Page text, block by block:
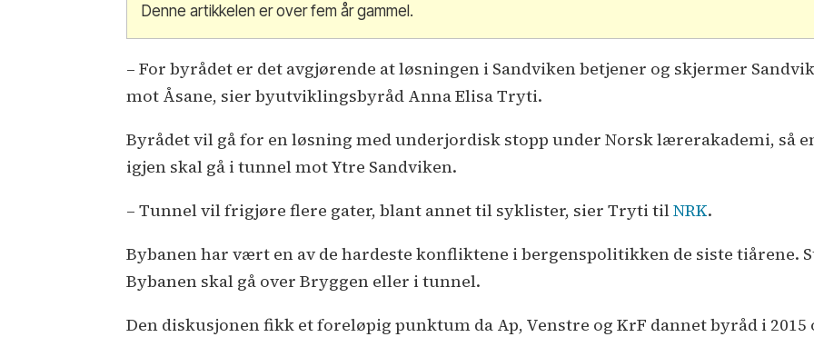
Denne artikkelen er over fem år gammel.
– For byrådet er det avgjørende at løsningen i Sandviken betjener og skjermer
mot Åsane, sier byutviklingsbyråd Anna Elisa Tryti.
Byrådet vil gå for en løsning med underjordisk stopp under Norsk lærerakademi, så
igjen skal gå i tunnel mot Ytre Sandviken.
– Tunnel vil frigjøre flere gater, blant annet til syklister, sier Tryti tilNRK.
Bybanen har vært en av de hardeste konfliktene i bergenspolitikken de siste tiårene.
Bybanen skal gå over Bryggen eller i tunnel.
Den diskusjonen fikk et foreløpig punktum da Ap, Venstre og KrF dannet byråd i